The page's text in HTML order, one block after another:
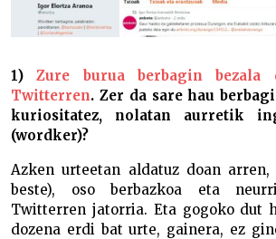
1)Zure burua berbagin bezala
Twitterren. Zer da sare hau
kuriositatez, nolatan aurretik
(wordker)?
Azken urteetan aldatuz doan
beste), oso berbazkoa eta
Twitterren jatorria. Eta gogoko dut
dozena erdi bat urte, gainera, ez